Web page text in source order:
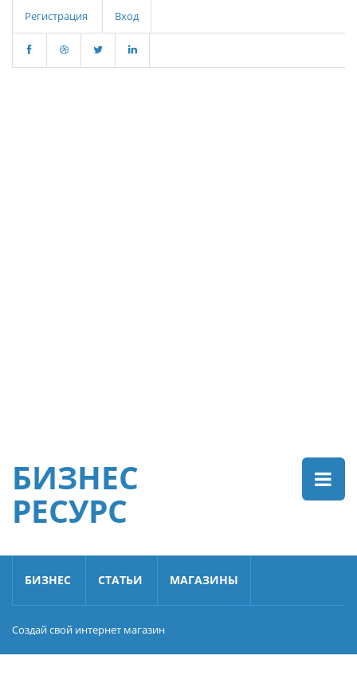
Регистрация Вход
БИЗНЕС
РЕСУРС
БИЗНЕС СТАТЬИ МАГАЗИНЫ
Создай свой интернет магазин